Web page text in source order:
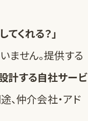
くれる？」
ません。提供する
計する自社サービ
、仲介会社・アド